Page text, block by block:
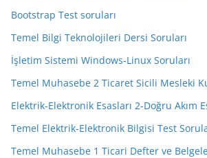
Bootstrap Test soruları
Temel Bilgi Teknolojileri Dersi Soruları
İşletim Sistemi Windows-Linux Soruları
Temel Muhasebe 2 Ticaret Sicili Mesleki
Elektrik-Elektronik Esasları 2-Doğru Akım
Temel Elektrik-Elektronik Bilgisi Test
Temel Muhasebe 1 Ticari Defter ve